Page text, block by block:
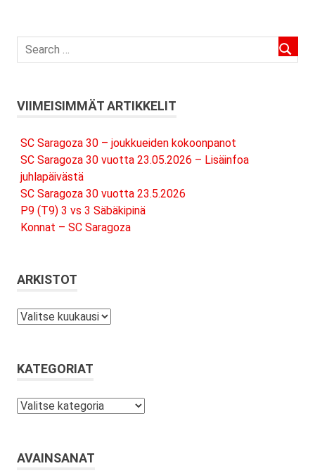
VIIMEISIMMÄT ARTIKKELIT
SC Saragoza 30 – joukkueiden kokoonpanot
SC Saragoza 30 vuotta 23.05.2026 – Lisäinfoa
juhlapäivästä
SC Saragoza 30 vuotta 23.5.2026
P9 (T9) 3 vs 3 Säbäkipinä
Konnat – SC Saragoza
ARKISTOT
Arkistot
KATEGORIAT
Kategoriat
AVAINSANAT